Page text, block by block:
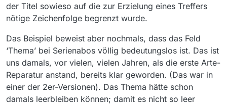
der Titel sowieso auf die zur Erzielung eines Treffers
nötige Zeichenfolge begrenzt wurde.
Das Beispiel beweist aber nochmals, dass das Feld
‘Thema’ bei Serienabos völlig bedeutungslos ist. Das ist
uns damals, vor vielen, vielen Jahren, als die erste Arte-
Reparatur anstand, bereits klar geworden. (Das war in
einer der 2er-Versionen). Das Thema hätte schon
damals leerbleiben können; damit es nicht so leer